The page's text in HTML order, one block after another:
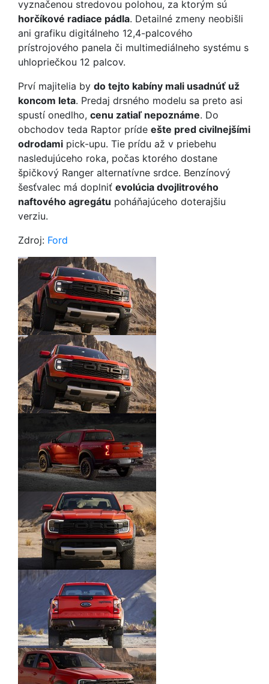
vyznačenou stredovou polohou, za ktorým sú
horčíkové radiace pádla. Detailné zmeny neobišli
ani grafiku digitálneho 12,4-palcového
prístrojového panela či multimediálneho systému s
uhlopriečkou 12 palcov.
Prví majitelia by do tejto kabíny mali usadnúť už
koncom leta. Predaj drsného modelu sa preto asi
spustí onedlho, cenu zatiaľ nepoznáme. Do
obchodov teda Raptor príde ešte pred civilnejšími
odrodami pick-upu. Tie prídu až v priebehu
nasledujúceho roka, počas ktorého dostane
špičkový Ranger alternatívne srdce. Benzínový
šesťvalec má doplniť evolúcia dvojlitrového
naftového agregátu poháňajúceho doterajšiu
verziu.
Zdroj: Ford